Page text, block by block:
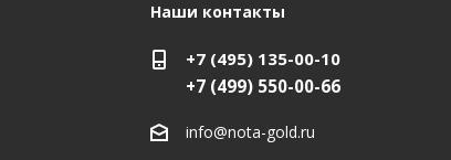
Наши контакты
+7 (495) 135-00-10
+7 (499) 550-00-66
info@nota-gold.ru